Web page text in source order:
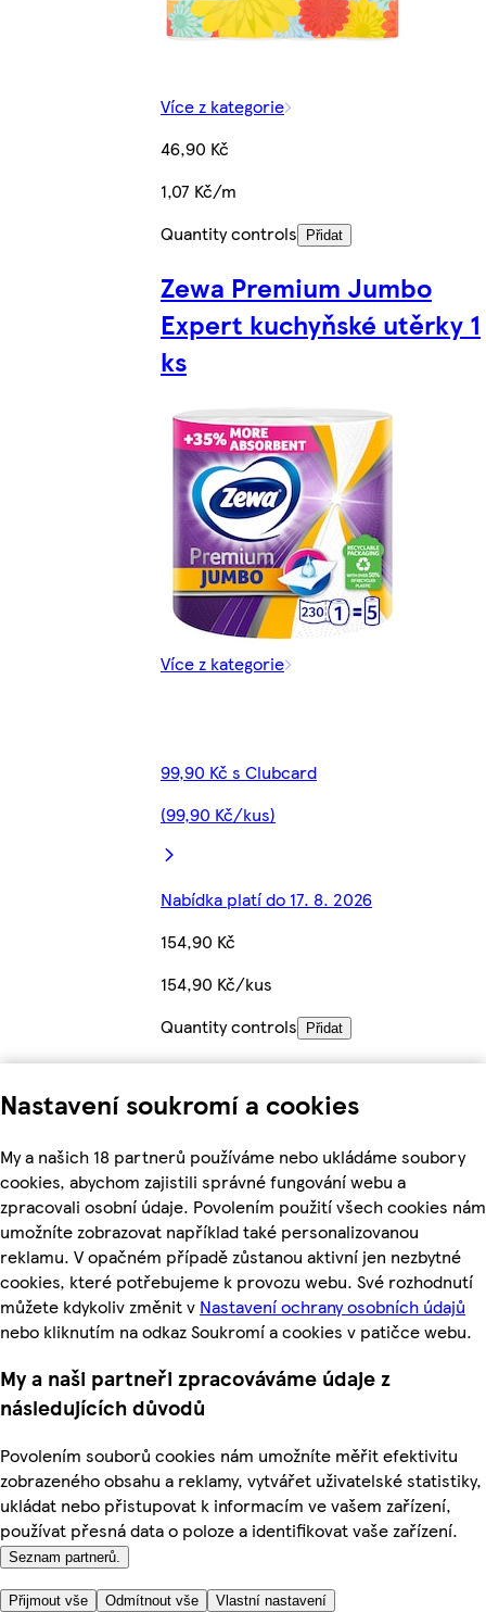
Nastavení soukromí a cookies
My a našich 18 partnerů používáme nebo ukládáme soubory
cookies, abychom zajistili správné fungování webu a
zpracovali osobní údaje. Povolením použití všech cookies nám
umožníte zobrazovat například také personalizovanou
reklamu. V opačném případě zůstanou aktivní jen nezbytné
cookies, které potřebujeme k provozu webu. Své rozhodnutí
můžete kdykoliv změnit v Nastavení ochrany osobních údajů
nebo kliknutím na odkaz Soukromí a cookies v patičce webu.
My a naši partneři zpracováváme údaje z
následujících důvodů
Povolením souborů cookies nám umožníte měřit efektivitu
zobrazeného obsahu a reklamy, vytvářet uživatelské statistiky,
ukládat nebo přistupovat k informacím ve vašem zařízení,
používat přesná data o poloze a identifikovat vaše zařízení.
Seznam partnerů.
Přijmout vše Odmítnout vše Vlastní nastavení
Více z kategorie
46,90 Kč
1,07 Kč/m
Quantity controls
Přidat
Zewa Premium Jumbo
Expert kuchyňské utěrky 1
ks
Více z kategorie
99,90 Kč s Clubcard
(99,90 Kč/kus)
Nabídka platí do 17. 8. 2026
154,90 Kč
154,90 Kč/kus
Quantity controls
Přidat